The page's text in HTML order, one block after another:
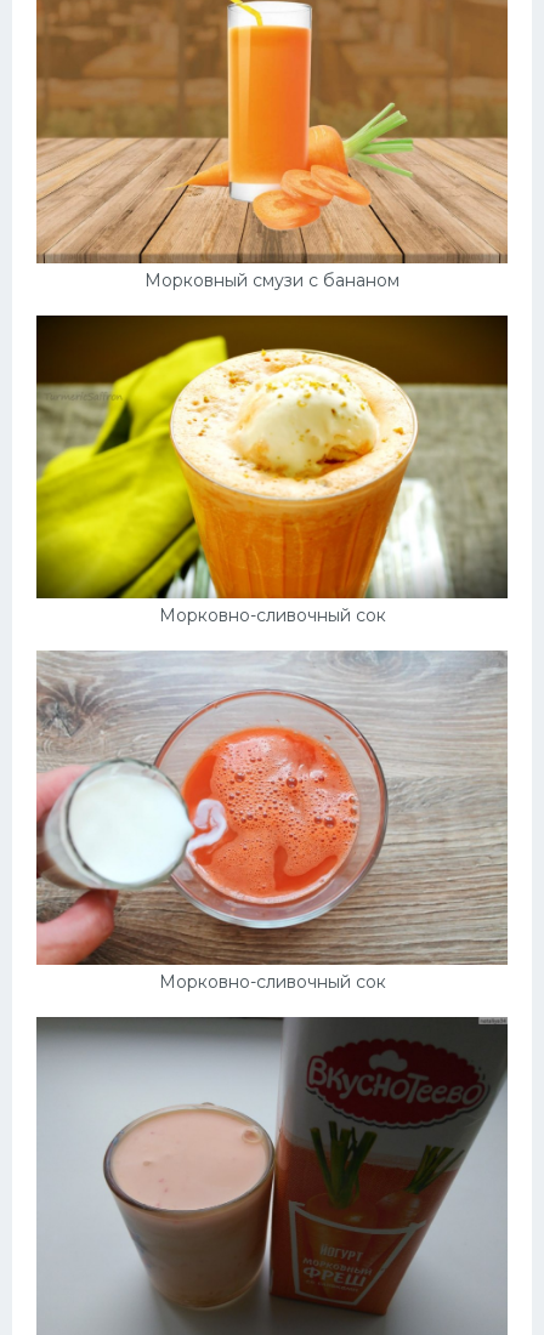
Морковный смузи с бананом
Морковно-сливочный сок
Морковно-сливочный сок